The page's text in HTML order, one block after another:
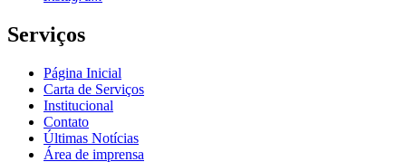
Serviços
Página Inicial
Carta de Serviços
Institucional
Contato
Últimas Notícias
Área de imprensa